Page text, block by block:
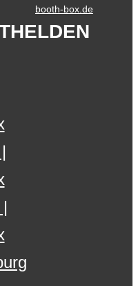
booth-box.de